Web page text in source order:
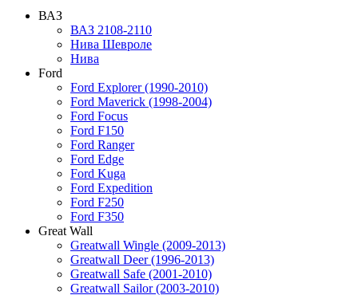
ВАЗ
ВАЗ 2108-2110
Нива Шевроле
Нива
Ford
Ford Explorer (1990-2010)
Ford Maverick (1998-2004)
Ford Focus
Ford F150
Ford Ranger
Ford Edge
Ford Kuga
Ford Expedition
Ford F250
Ford F350
Great Wall
Greatwall Wingle (2009-2013)
Greatwall Deer (1996-2013)
Greatwall Safe (2001-2010)
Greatwall Sailor (2003-2010)